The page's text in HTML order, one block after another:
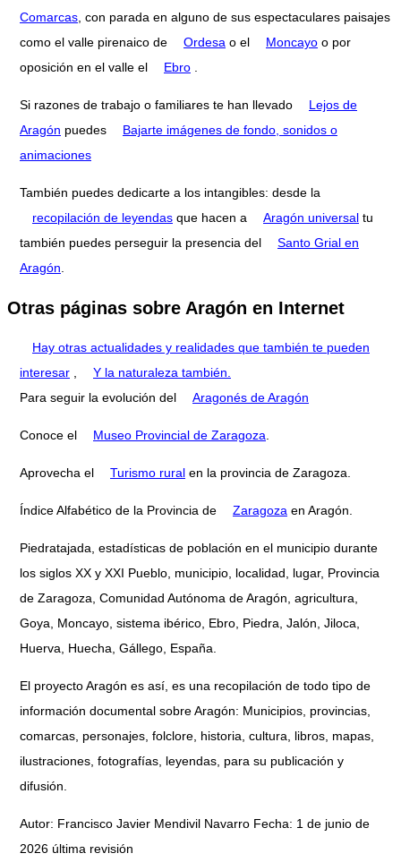
Comarcas , con parada en alguno de sus espectaculares paisajes
como el valle pirenaico de
Ordesa o el Moncayo o por
oposición en el valle el
Ebro
Si razones de trabajo o familiares te han llevado
Lejos de
Aragón puedes
Bajarte imágenes de fondo, sonidos o
animaciones
También puedes dedicarte a los intangibles: desde la
recopilación de leyendas que hacen a Aragón universal tu
también puedes perseguir la presencia del
Santo Grial en
Aragón
Otras páginas sobre Aragón en Internet
Hay otras actualidades y realidades que también te pueden
interesar
Y la naturaleza también.
Para seguir la evolución del
Aragonés de Aragón
Conoce el Museo Provincial de Zaragoza
Aprovecha el Turismo rural en la provincia de Zaragoza.
Índice Alfabético de la Provincia de Zaragoza en Aragón.
Piedratajada, estadísticas de población en el municipio durante
los siglos XX y XXI Pueblo, municipio, localidad, lugar, Provincia
de Zaragoza, Comunidad Autónoma de Aragón, agricultura,
Goya, Moncayo, sistema ibérico, Ebro, Piedra, Jalón, Jiloca,
Huerva, Huecha, Gállego, España.
El proyecto Aragón es así, es una recopilación de todo tipo de
información documental sobre Aragón: Municipios, provincias,
comarcas, personajes, folclore, historia, cultura, libros, mapas,
ilustraciones, fotografías, leyendas, para su publicación y
difusión.
Autor: Francisco Javier Mendivil Navarro Fecha: 1 de junio de
2026 última revisión